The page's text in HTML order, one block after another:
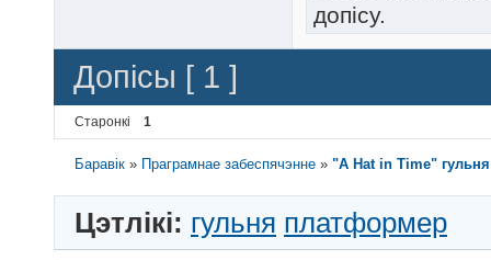
допісу.
Допісы [ 1 ]
Старонкі 1
Баравік » Праграмнае забеспячэнне »"A Hat in Time"
Цэтлікі: гульня платформер